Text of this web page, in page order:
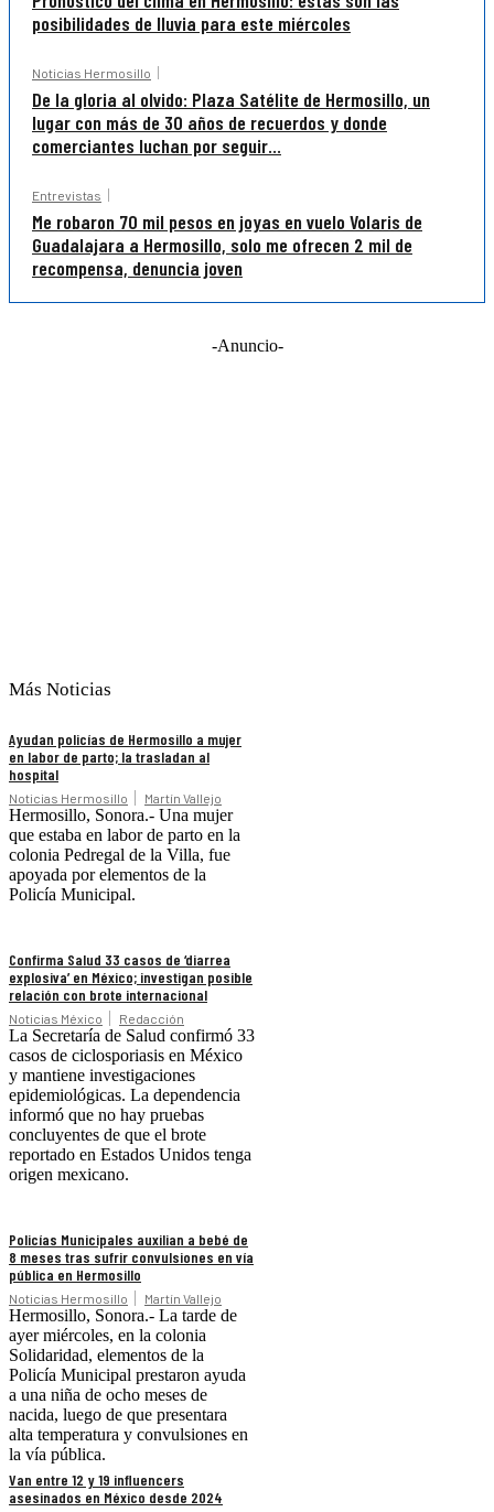
posibilidades de lluvia para este miércoles
Noticias Hermosillo
De la gloria al olvido: Plaza Satélite de Hermosillo, un
lugar con más de 30 años de recuerdos y donde
comerciantes luchan por seguir...
Entrevistas
Me robaron 70 mil pesos en joyas en vuelo Volaris de
Guadalajara a Hermosillo, solo me ofrecen 2 mil de
recompensa, denuncia joven
-Anuncio-
Más Noticias
Ayudan policías de Hermosillo a mujer
en labor de parto; la trasladan al
hospital
Noticias Hermosillo Martín Vallejo
Hermosillo, Sonora.- Una mujer
que estaba en labor de parto en la
colonia Pedregal de la Villa, fue
apoyada por elementos de la
Policía Municipal.
Confirma Salud 33 casos de ‘diarrea
explosiva’ en México; investigan posible
relación con brote internacional
Noticias México Redacción
La Secretaría de Salud confirmó 33
casos de ciclosporiasis en México
y mantiene investigaciones
epidemiológicas. La dependencia
informó que no hay pruebas
concluyentes de que el brote
reportado en Estados Unidos tenga
origen mexicano.
Policías Municipales auxilian a bebé de
8 meses tras sufrir convulsiones en vía
pública en Hermosillo
Noticias Hermosillo Martín Vallejo
Hermosillo, Sonora.- La tarde de
ayer miércoles, en la colonia
Solidaridad, elementos de la
Policía Municipal prestaron ayuda
a una niña de ocho meses de
nacida, luego de que presentara
alta temperatura y convulsiones en
la vía pública.
Van entre 12 y 19 influencers
asesinados en México desde 2024